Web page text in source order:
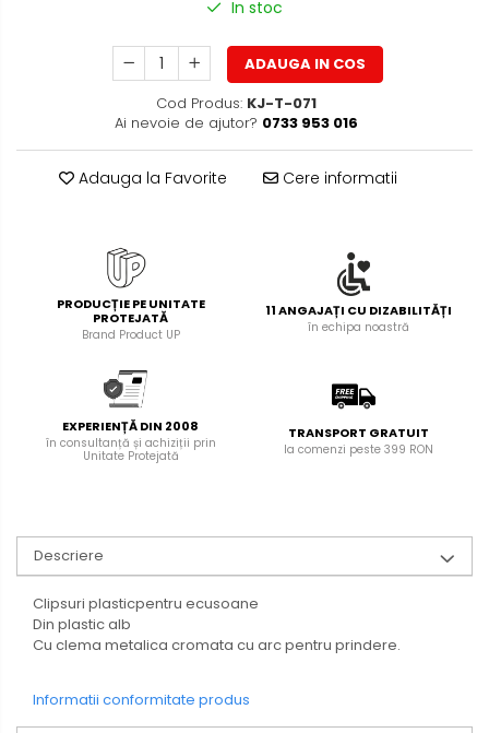
separatoare
Capsatoare, capse si
Caiete si blocnotesuri
Dosare, folii protectie si mape
Arhivare si depozitare
Instrumente de scris
Pixuri de plastic
Pixuri metalice
Pixuri cu gel
Stilouri
Seturi de scris Premium
Rollere
Finelinere
Textmarkere
Markere diverse
Rezerve instrumente scris
Tavite documente si suporturi
In stoc
ADAUGA IN COS
Cod Produs: KJ-T-071
Ai nevoie de ajutor? 0733 953 016
Adauga la Favorite Cere informatii
PRODUCȚIE PE UNITATE
PROTEJATĂ
Brand Product UP
11 ANGAJAȚI CU DIZABILITĂȚI
în echipa noastră
EXPERIENȚĂ DIN 2008
în consultanță și achiziții prin
Unitate Protejată
TRANSPORT GRATUIT
la comenzi peste 399 RON
Descriere
Clipsuri plasticpentru ecusoane
Din plastic alb
Cu clema metalica cromata cu arc pentru prindere.
Informatii conformitate produs